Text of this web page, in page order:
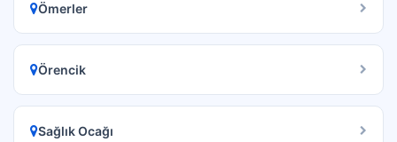
Ömerler
Örencik
Sağlık Ocağı